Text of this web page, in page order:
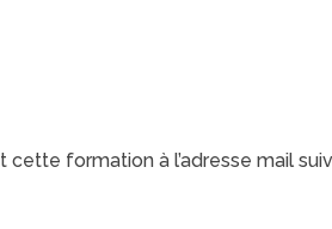
formation à l’adresse mail